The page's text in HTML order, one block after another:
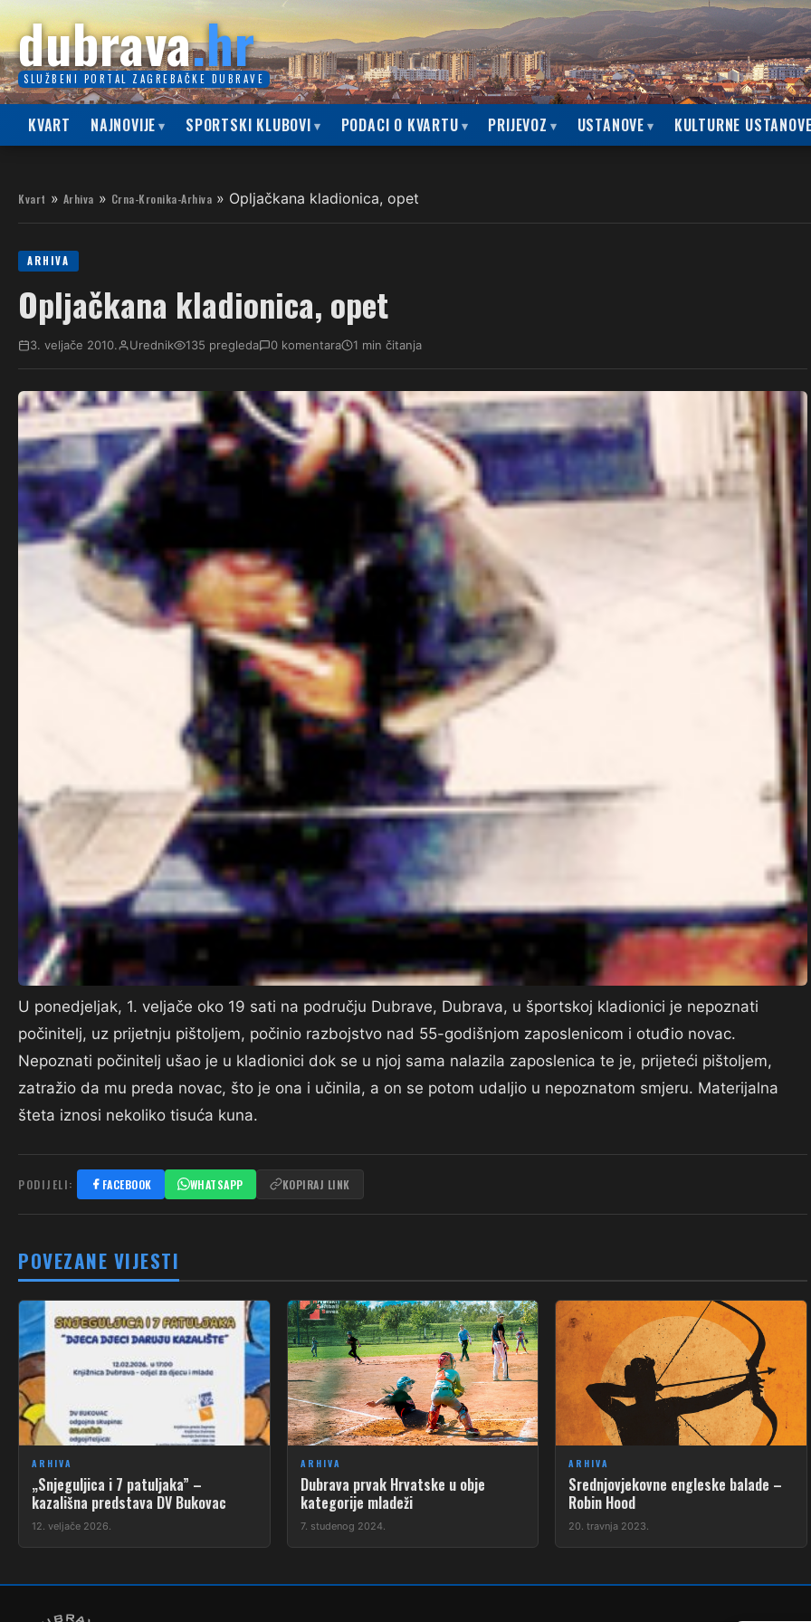
dubrava.hr
SLUŽBENI PORTAL ZAGREBAČKE DUBRAVE
KVART NAJNOVIJE SPORTSKI KLUBOVI PODACI O KVARTU PRIJEVOZ USTANOVE KULTURNE USTANOVE
Kvart » Arhiva » Crna-Kronika-Arhiva » Opljačkana kladionica, opet
ARHIVA
Opljačkana kladionica, opet
3. veljače 2010. Urednik 135 pregleda 0 komentara 1 min čitanja
U ponedjeljak, 1. veljače oko 19 sati na području Dubrave, Dubrava, u športskoj kladionici je nepoznati
počinitelj, uz prijetnju pištoljem, počinio razbojstvo nad 55-godišnjom zaposlenicom i otuđio novac.
Nepoznati počinitelj ušao je u kladionici dok se u njoj sama nalazila zaposlenica te je, prijeteći pištoljem,
zatražio da mu preda novac, što je ona i učinila, a on se potom udaljio u nepoznatom smjeru. Materijalna
šteta iznosi nekoliko tisuća kuna.
PODIJELI: FACEBOOK WHATSAPP KOPIRAJ LINK
POVEZANE VIJESTI
ARHIVA
„Snjeguljica i 7 patuljaka” –
kazališna predstava DV Bukovac
12. veljače 2026.
ARHIVA
Dubrava prvak Hrvatske u obje
kategorije mladeži
7. studenog 2024.
ARHIVA
Srednjovjekovne engleske balade –
Robin Hood
20. travnja 2023.